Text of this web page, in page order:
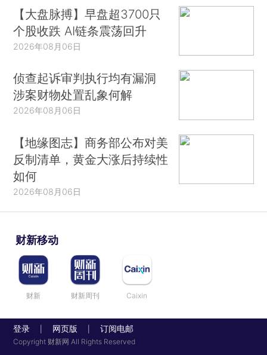
【大盘脉搏】早盘超3700只
个股收跌 AI链条震荡回升
2026年08月06日
侦查起诉审判执行均有漏洞
涉案财物处置乱象何解
2026年08月06日
【地缘图志】商务部公布对美
反制清单，黄金大涨后持续性
如何
2026年08月06日
财新移动
财新 财新周刊 Caixin
登录 网页版 订阅电邮
Copyright 财新网 All Rights Reserved